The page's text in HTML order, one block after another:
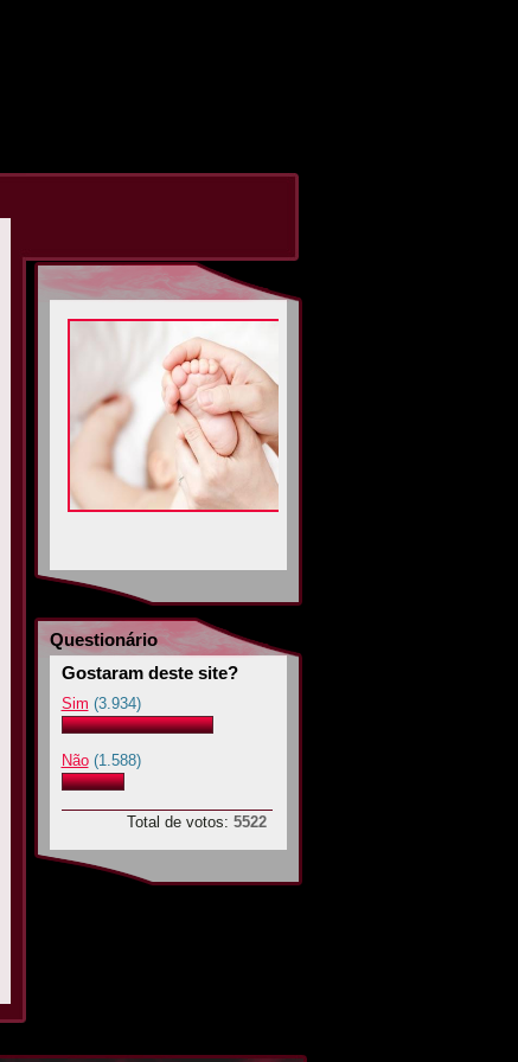
Questionário
Gostaram deste site?
Sim (3.934)
Não (1.588)
Total de votos: 5522